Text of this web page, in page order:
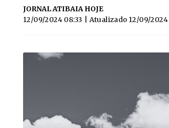
JORNAL ATIBAIA HOJE
12/09/2024 08:33
| Atualizado 12/09/2024